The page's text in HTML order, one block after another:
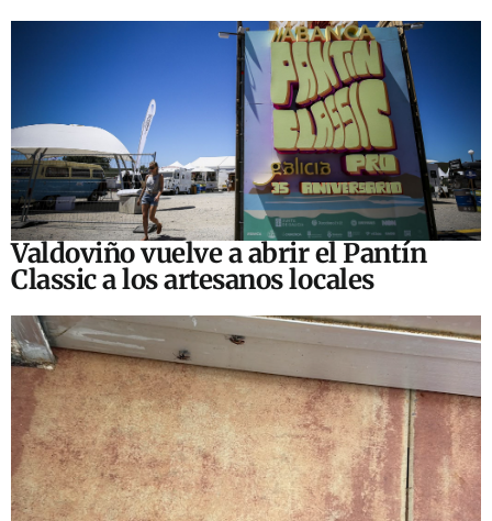
Valdoviño vuelve a abrir el Pantín
Classic a los artesanos locales